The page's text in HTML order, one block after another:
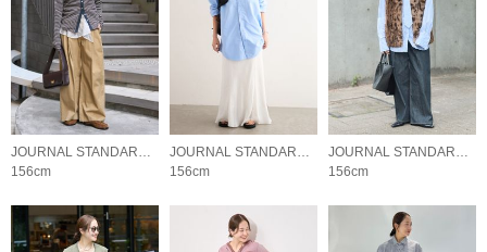
JOURNAL STANDARD LADYS
156cm
JOURNAL STANDARD LADYS
156cm
JOURNAL STANDARD LADYS
156cm